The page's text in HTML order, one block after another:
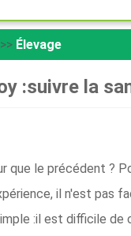
Élevage
:suivre la
le précédent ?
il n'est pas
:il est difficile